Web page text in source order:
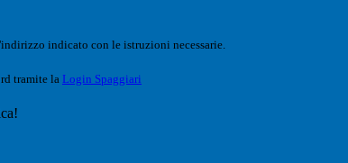
indicato con le istruzioni necessarie.
tramite la Login Spaggiari